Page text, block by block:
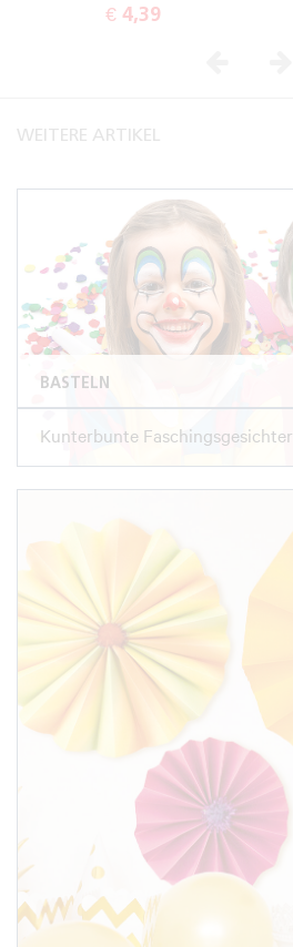
€ 4,39
WEITERE ARTIKEL
BASTELN
Kunterbunte Faschingsgesichter